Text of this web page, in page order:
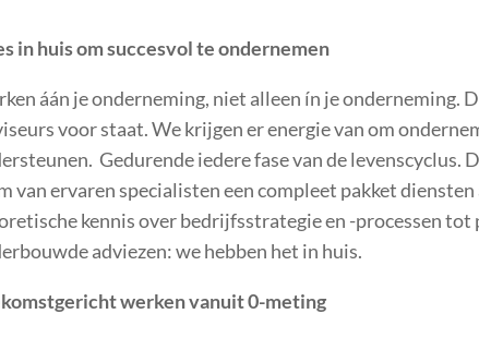
in huis om succesvol te ondernemen
áán je onderneming, niet alleen ín je onderneming.
voor staat. We krijgen er energie van om
Gedurende iedere fase van de levenscyclus.
van ervaren specialisten een compleet pakket diensten
kennis over bedrijfsstrategie en -processen tot
adviezen: we hebben het in huis.
werken vanuit 0-meting